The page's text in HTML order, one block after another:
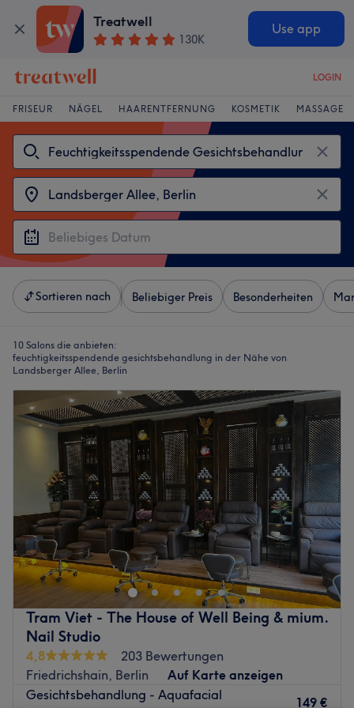
Treatwell
130K
Use app
LOGIN
FRISEUR NÄGEL HAARENTFERNUNG KOSMETIK MASSAGE
Sortieren nach Beliebiger Preis Besonderheiten
10 Salons die anbieten:
feuchtigkeitsspendende gesichtsbehandlung in der Nähe von
Landsberger Allee, Berlin
Tram Viet - The House of Well Being & mium.
Nail Studio
4,8
203 Bewertungen
Friedrichshain, Berlin
Auf Karte anzeigen
Gesichtsbehandlung - Aquafacial
149 €